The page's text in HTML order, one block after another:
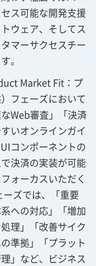
ス可能な開発支援
ウェア、そしてス
マーサクセスチー
。
Market Fit：プ
フェーズにおいて
Web審査」「決済
いオンラインガイ
コンポーネントの
決済の実装が可能
ォーカスいただく
ズでは、「重要
への対応」「増加
理」「改善サイク
準拠」「プラット
」など、ビジネス